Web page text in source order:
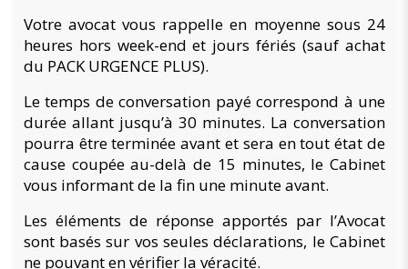
Votre avocat vous rappelle en moyenne sous 24
heures hors week-end et jours fériés (sauf achat
du PACK URGENCE PLUS).
Le temps de conversation payé correspond à une
durée allant jusqu’à 30 minutes. La conversation
pourra être terminée avant et sera en tout état de
cause coupée au-delà de 15 minutes, le Cabinet
vous informant de la fin une minute avant.
Les éléments de réponse apportés par l’Avocat
sont basés sur vos seules déclarations, le Cabinet
ne pouvant en vérifier la véracité.